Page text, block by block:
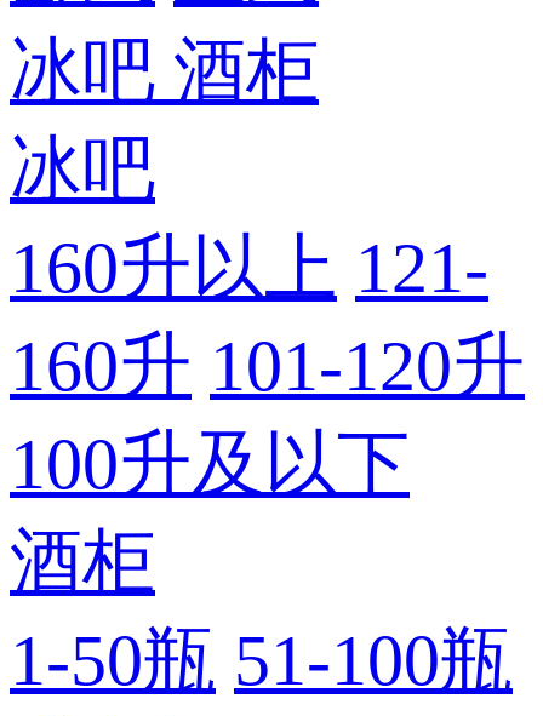
冰吧 酒柜
冰吧
160升以上 121-
160升 101-120升
100升及以下
酒柜
1-50瓶 51-100瓶